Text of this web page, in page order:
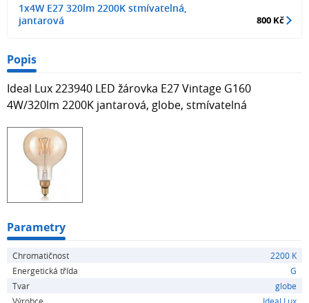
1x4W E27 320lm 2200K stmívatelná,
jantarová
800 Kč
Popis
Ideal Lux 223940 LED žárovka E27 Vintage G160
4W/320lm 2200K jantarová, globe, stmívatelná
Parametry
Chromatičnost
2200 K
Energetická třída
G
Tvar
globe